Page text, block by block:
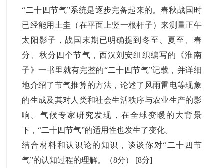
“二十四节气”系统是逐步完备起来的。春秋战国时
已经能用土圭（在平面上竖一根杆子）来测量正午
太阳影子，战国末期已明确提到冬至、夏至、春
分、秋分四个节气，西汉刘安组织编写的《淮南
子》一书里就有完整的“二十四节气”记载，并详细
地介绍了节气推算的方法，论述了风雨雷电等现象
的生成及其对人类和社会生活秩序与农业生产的影
响。气候专家研究发现，在全球变暖的大背景
下，“二十四节气”的适用性也发生了变化。
结合材料和认识论的知识，谈谈你对“二十四节
气”的认知过程的理解。（8分） [8分]